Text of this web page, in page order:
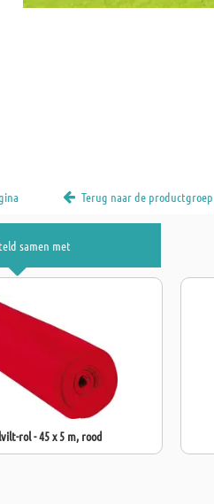
Terug naar de productgroep
samen met
rol - 45 x 5 m, rood